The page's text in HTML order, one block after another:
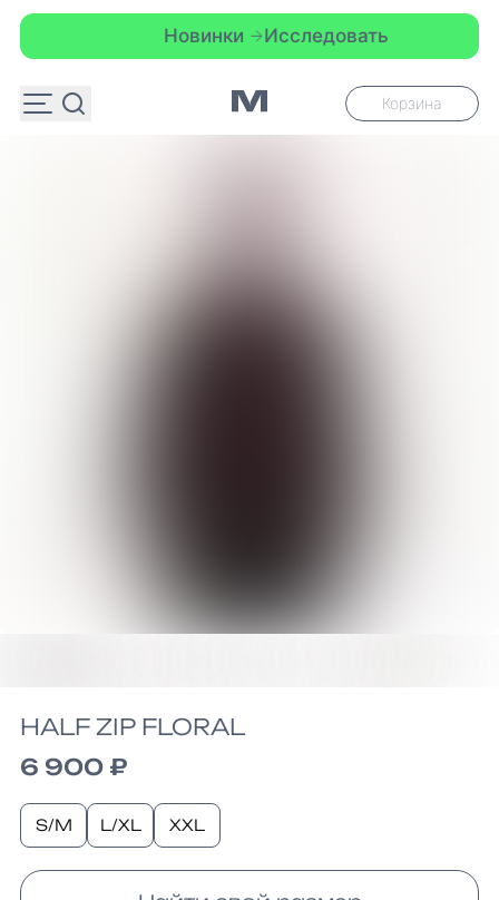
Новинки Исследовать
Корзина
HALF ZIP FLORAL
6 900 ₽
S/M L/XL XXL